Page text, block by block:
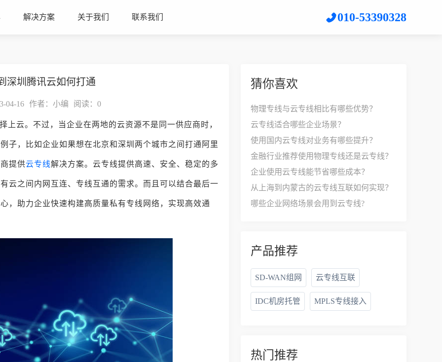
解决方案 关于我们 联系我们 010-53390328
深圳腾讯云如何打通
04-16 作者：小编 阅读： 0
上云。不过，当企业在两地的云资源不是同一供应商时，
子，比如企业如果想在北京和深圳两个城市之间打通阿里
提供云专线解决方案。云专线提供高速、安全、稳定的多
云之间内网互连、专线互通的需求。而且可以结合最后一
，助力企业快速构建高质量私有专线网络，实现高效通
猜你喜欢
物理专线与云专线相比有哪些优势？
云专线适合哪些企业场景？
使用国内云专线对业务有哪些提升？
金融行业推荐使用物理专线还是云专线？
企业使用云专线能节省哪些成本？
从上海到内蒙古的云专线互联如何实现？
哪些企业网络场景会用到云专线?
产品推荐
SD-WAN组网 云专线互联
IDC机房托管 MPLS专线接入
热门推荐